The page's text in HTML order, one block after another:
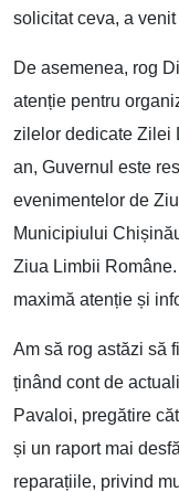
solicitat ceva, a
De asemenea, rog
atenție pentru
zilelor dedicate Zilei
an, Guvernul este
evenimentelor de
Municipiului
Ziua Limbii
maximă atenție și
Am să rog astăzi să
ținând cont de
Pavaloi, pregătire
și un raport mai
reparațiile, privind